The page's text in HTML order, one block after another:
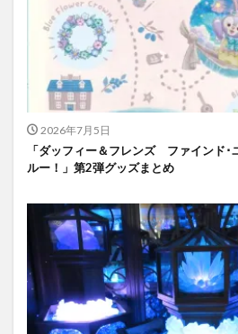
2026年7月5日
「ダッフィー＆フレンズ ファインド･
ルー！」第2弾グッズまとめ